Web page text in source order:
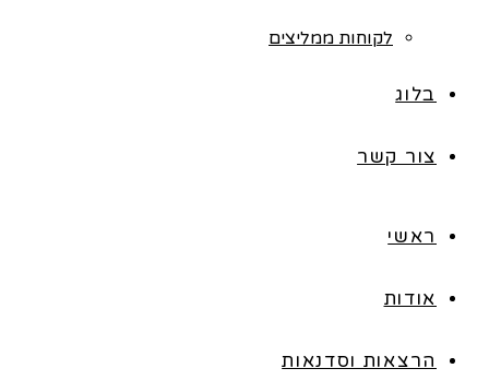
לקוחות ממליצים
בלוג
צור קשר
ראשי
אודות
הרצאות וסדנאות